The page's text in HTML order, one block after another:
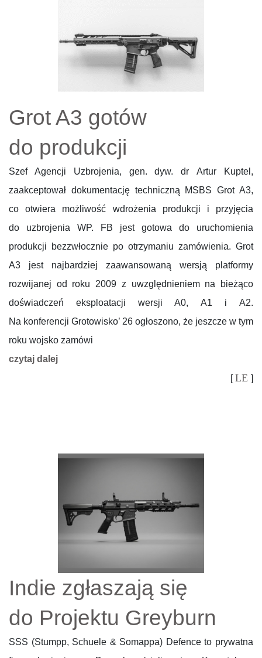
Grot A3 gotów
do produkcji
Szef Agencji Uzbrojenia, gen. dyw. dr Artur Kuptel,
zaakceptował dokumentację techniczną MSBS Grot A3,
co otwiera możliwość wdrożenia produkcji i przyjęcia
do uzbrojenia WP. FB jest gotowa do uruchomienia
produkcji bezzwłocznie po otrzymaniu zamówienia. Grot
A3 jest najbardziej zaawansowaną wersją platformy
rozwijanej od roku 2009 z uwzględnieniem na bieżąco
doświadczeń eksploatacji wersji A0, A1 i A2.
Na konferencji Grotowisko’ 26 ogłoszono, że jeszcze w tym
roku wojsko zamówi
czytaj dalej
[LE ]
Indie zgłaszają się
do Projektu Greyburn
SSS (Stumpp, Schuele & Somappa) Defence to prywatna